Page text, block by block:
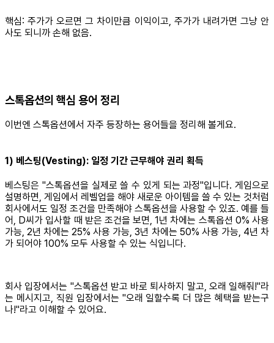
핵심: 주가가 오르면 그 차이만큼 이익이고, 주가가 내려가면 그냥 안
사도 되니까 손해 없음.
스톡옵션의 핵심 용어 정리
이번엔 스톡옵션에서 자주 등장하는 용어들을 정리해 볼게요.
1) 베스팅(Vesting): 일정 기간 근무해야 권리 획득
베스팅은 "스톡옵션을 실제로 쓸 수 있게 되는 과정"입니다. 게임으로
설명하면, 게임에서 레벨업을 해야 새로운 아이템을 쓸 수 있는 것처럼
회사에서도 일정 조건을 만족해야 스톡옵션을 사용할 수 있죠. 예를 들
어, D씨가 입사할 때 받은 조건을 보면, 1년 차에는 스톡옵션 0% 사용
가능, 2년 차에는 25% 사용 가능, 3년 차에는 50% 사용 가능, 4년 차
가 되어야 100% 모두 사용할 수 있는 식입니다.
회사 입장에서는 "스톡옵션 받고 바로 퇴사하지 말고, 오래 일해줘!"라
는 메시지고, 직원 입장에서는 "오래 일할수록 더 많은 혜택을 받는구
나!"라고 이해할 수 있어요.